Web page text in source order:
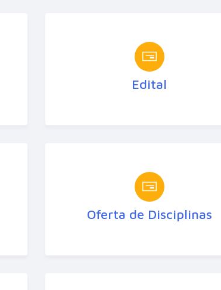
Edital
Oferta de Disciplinas